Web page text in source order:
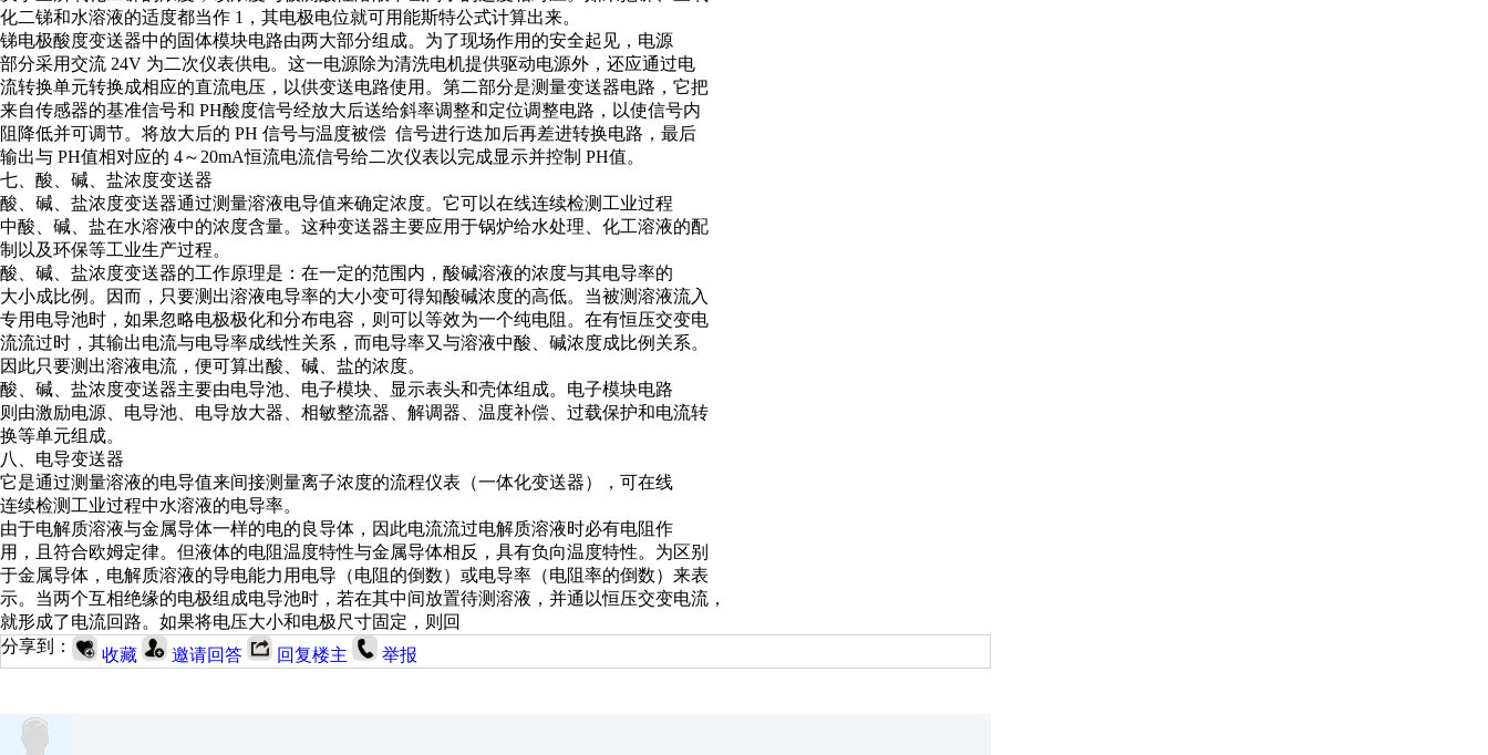
化二锑和水溶液的适度都当作 1，其电极电位就可用能斯特公式计算出来。
锑电极酸度变送器中的固体模块电路由两大部分组成。为了现场作用的安全起见，电源
部分采用交流 24V 为二次仪表供电。这一电源除为清洗电机提供驱动电源外，还应通过电
流转换单元转换成相应的直流电压，以供变送电路使用。第二部分是测量变送器电路，它把
来自传感器的基准信号和 PH酸度信号经放大后送给斜率调整和定位调整电路，以使信号内
阻降低并可调节。将放大后的 PH 信号与温度被偿 信号进行迭加后再差进转换电路，最后
输出与 PH值相对应的 4～20mA恒流电流信号给二次仪表以完成显示并控制 PH值。
七、酸、碱、盐浓度变送器
酸、碱、盐浓度变送器通过测量溶液电导值来确定浓度。它可以在线连续检测工业过程
中酸、碱、盐在水溶液中的浓度含量。这种变送器主要应用于锅炉给水处理、化工溶液的配
制以及环保等工业生产过程。
酸、碱、盐浓度变送器的工作原理是：在一定的范围内，酸碱溶液的浓度与其电导率的
大小成比例。因而，只要测出溶液电导率的大小变可得知酸碱浓度的高低。当被测溶液流入
专用电导池时，如果忽略电极极化和分布电容，则可以等效为一个纯电阻。在有恒压交变电
流流过时，其输出电流与电导率成线性关系，而电导率又与溶液中酸、碱浓度成比例关系。
因此只要测出溶液电流，便可算出酸、碱、盐的浓度。
酸、碱、盐浓度变送器主要由电导池、电子模块、显示表头和壳体组成。电子模块电路
则由激励电源、电导池、电导放大器、相敏整流器、解调器、温度补偿、过载保护和电流转
换等单元组成。
八、电导变送器
它是通过测量溶液的电导值来间接测量离子浓度的流程仪表（一体化变送器），可在线
连续检测工业过程中水溶液的电导率。
由于电解质溶液与金属导体一样的电的良导体，因此电流流过电解质溶液时必有电阻作
用，且符合欧姆定律。但液体的电阻温度特性与金属导体相反，具有负向温度特性。为区别
于金属导体，电解质溶液的导电能力用电导（电阻的倒数）或电导率（电阻率的倒数）来表
示。当两个互相绝缘的电极组成电导池时，若在其中间放置待测溶液，并通以恒压交变电流，
就形成了电流回路。如果将电压大小和电极尺寸固定，则回
分享到：
收藏 邀请回答 回复楼主 举报